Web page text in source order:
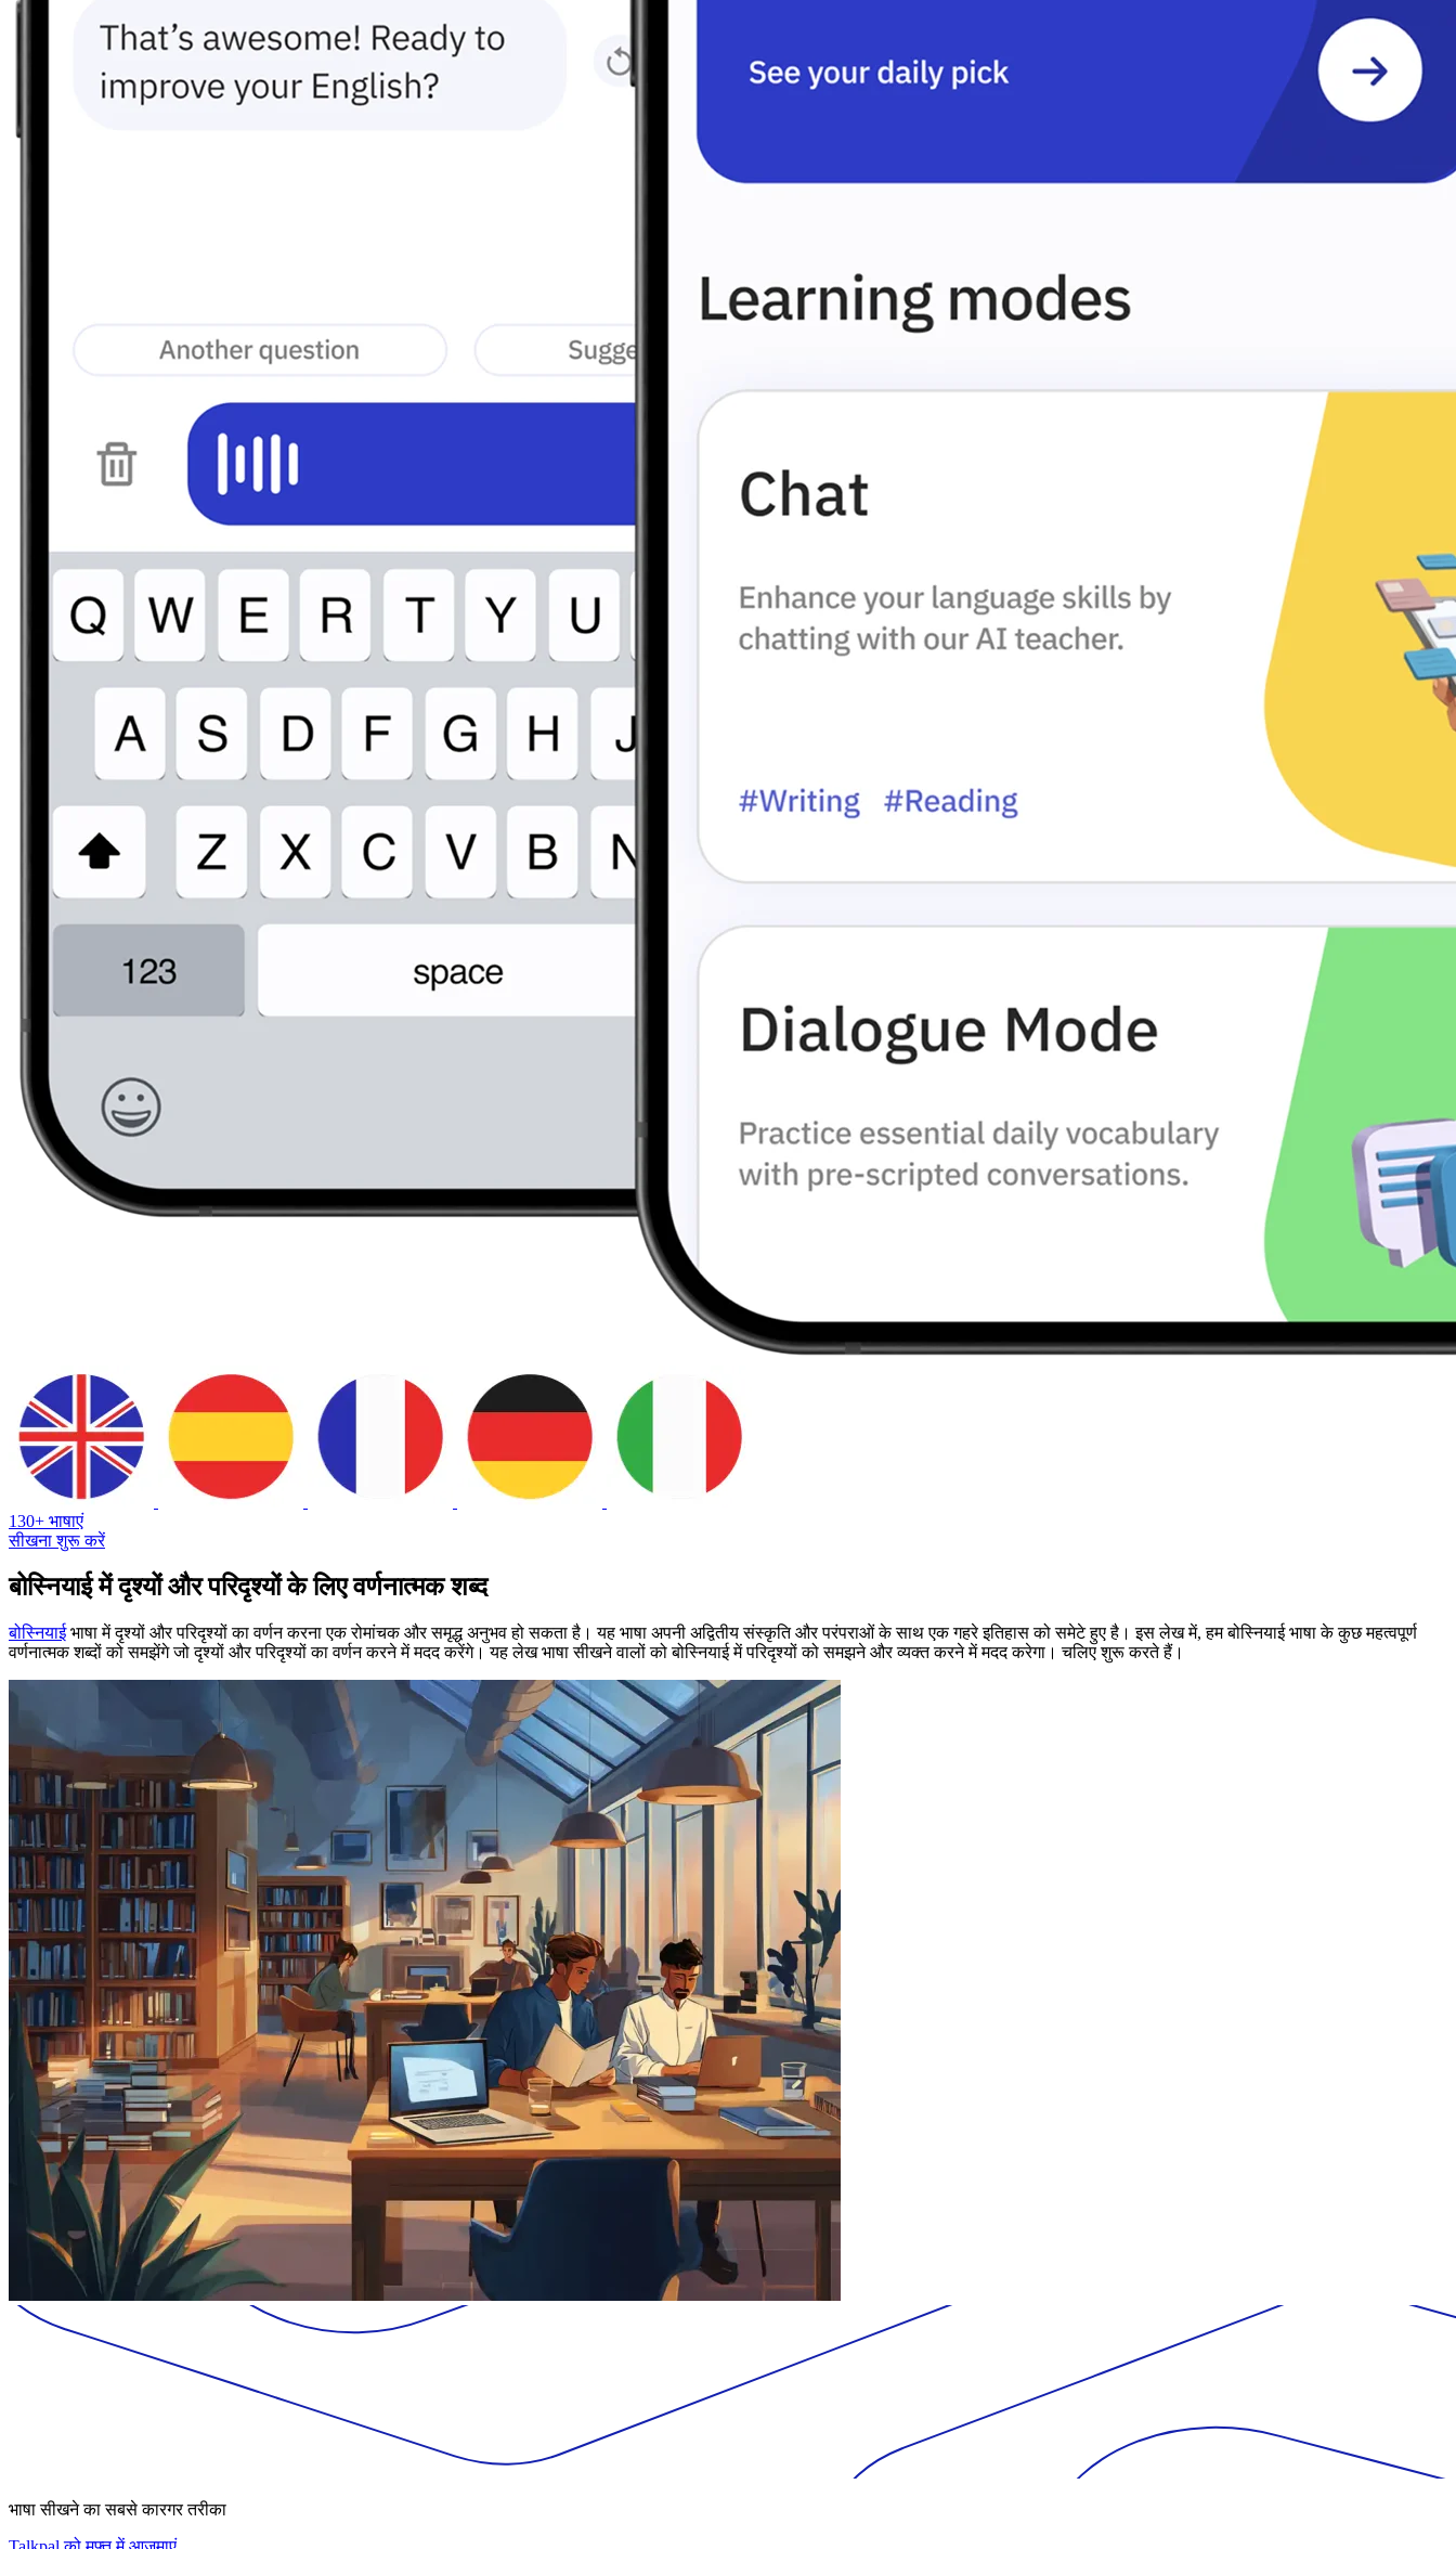
130+ भाषाएं
सीखना शुरू करें
बोस्नियाई में दृश्यों और परिदृश्यों के लिए वर्णनात्मक शब्द
बोस्नियाईभाषा में दृश्यों और परिदृश्यों का वर्णन करना एक रोमांचक और समृद्ध अनुभव हो सकता है। यह भाषा अपनी अद्वितीय संस्कृति और परंपराओं के साथ एक गहरे इतिहास को समेटे हुए है। इस लेख में, हम बोस्नियाई भाषा के कुछ महत्वपूर्ण
वर्णनात्मक शब्दों को समझेंगे जो दृश्यों और परिदृश्यों का वर्णन करने में मदद करेंगे। यह लेख भाषा सीखने वालों को बोस्नियाई में परिदृश्यों को समझने और व्यक्त करने में मदद करेगा। चलिए शुरू करते हैं।
भाषा सीखने का सबसे कारगर तरीका